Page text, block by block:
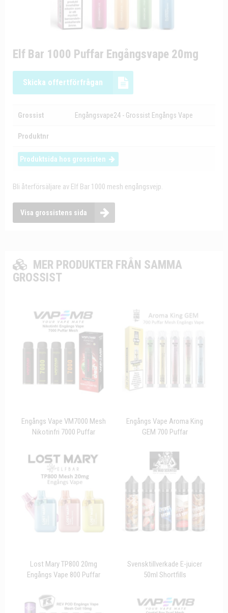
Elf Bar 1000 Puffar Engångsvape 20mg
Skicka offertförfrågan
Grossist Engångsvape24 - Grossist Engångs Vape
Produktnr
Produktsida hos grossisten
Bli återförsäljare av Elf Bar 1000 mesh engångsvejp.
Visa grossistens sida
MER PRODUKTER FRÅN SAMMA
GROSSIST
Engångs Vape VM7000 Mesh
Nikotinfri 7000 Puffar
Engångs Vape Aroma King
GEM 700 Puffar
Lost Mary TP800 20mg
Engångs Vape 800 Puffar
Svensktillverkade E-juicer
50ml Shortfills